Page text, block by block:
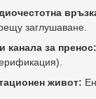
заглушаване.
канала за пренос:
живот: